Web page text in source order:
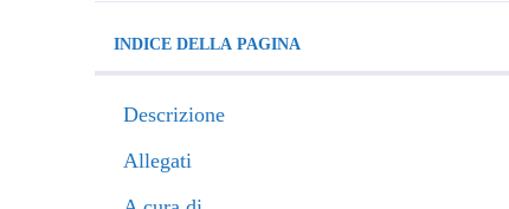
INDICE DELLA PAGINA
Descrizione
Allegati